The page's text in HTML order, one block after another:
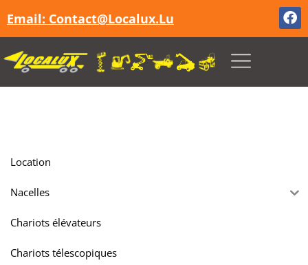
Email: Contact@localux.lu
Location
Nacelles
Chariots élévateurs
Chariots télescopiques